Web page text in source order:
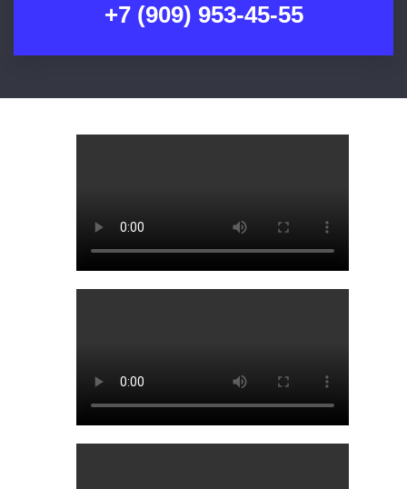
+7 (909) 953-45-55